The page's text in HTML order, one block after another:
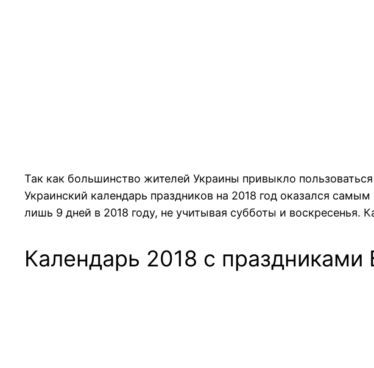
Так как большинство жителей Украины привыкло
Украинский календарь праздников на 2018 год оказался
лишь 9 дней в 2018 году, не учитывая субботы и воскресенья.
Календарь 2018 с праздниками